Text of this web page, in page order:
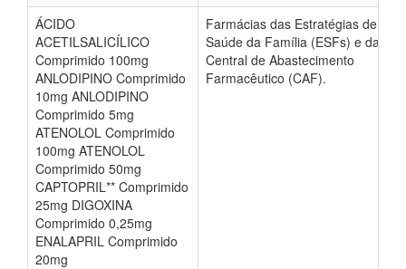
ÁCIDO
ACETILSALICÍLICO
Comprimido 100mg
ANLODIPINO Comprimido
10mg ANLODIPINO
Comprimido 5mg
ATENOLOL Comprimido
100mg ATENOLOL
Comprimido 50mg
CAPTOPRIL** Comprimido
25mg DIGOXINA
Comprimido 0,25mg
ENALAPRIL Comprimido
20mg
Farmácias das Estratégias de
Saúde da Família (ESFs) e da
Central de Abastecimento
Farmacêutico (CAF).